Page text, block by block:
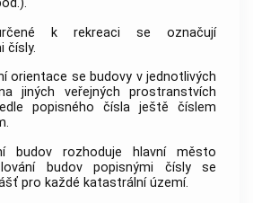
k rekreaci se označují
čísly.
orientace se budovy v jednotlivých
jiných veřejných prostranstvích
popisného čísla ještě číslem
budov rozhoduje
hlavní město
budov popisnými čísly se
pro každé katastrální území.